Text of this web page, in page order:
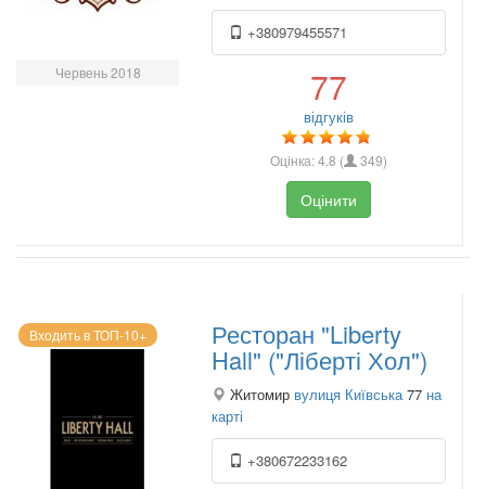
Червень 2018
+380979455571
77
відгуків
Оцінка:4.8 ( 349)
Оцінити
Входить в ТОП-10+ Ресторан "Liberty
Hall" ("Ліберті Хол")
Житомир вулиця Київська 77 на
карті
+380672233162